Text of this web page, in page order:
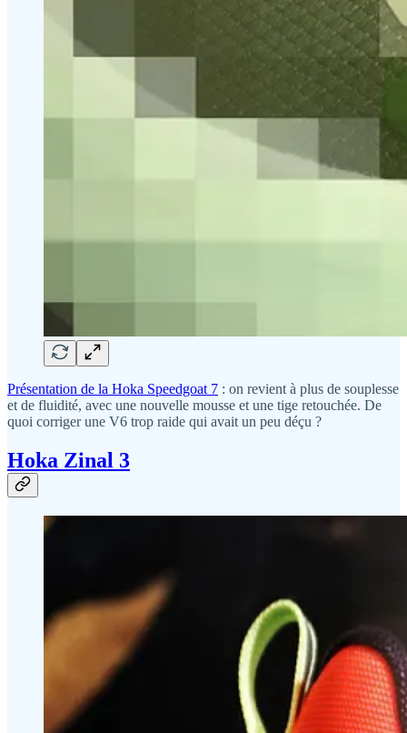
Présentation de la Hoka Speedgoat 7 : on revient à plus de souplesse
et de fluidité, avec une nouvelle mousse et une tige retouchée. De
quoi corriger une V6 trop raide qui avait un peu déçu ?
Hoka Zinal 3